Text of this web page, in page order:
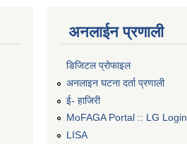
अनलाईन प्रणाली
डिजिटल प्रोफाइल
अनलाइन घटना दर्ता प्रणाली
ई- हाजिरी
MoFAGA Portal :: LG Login
LISA